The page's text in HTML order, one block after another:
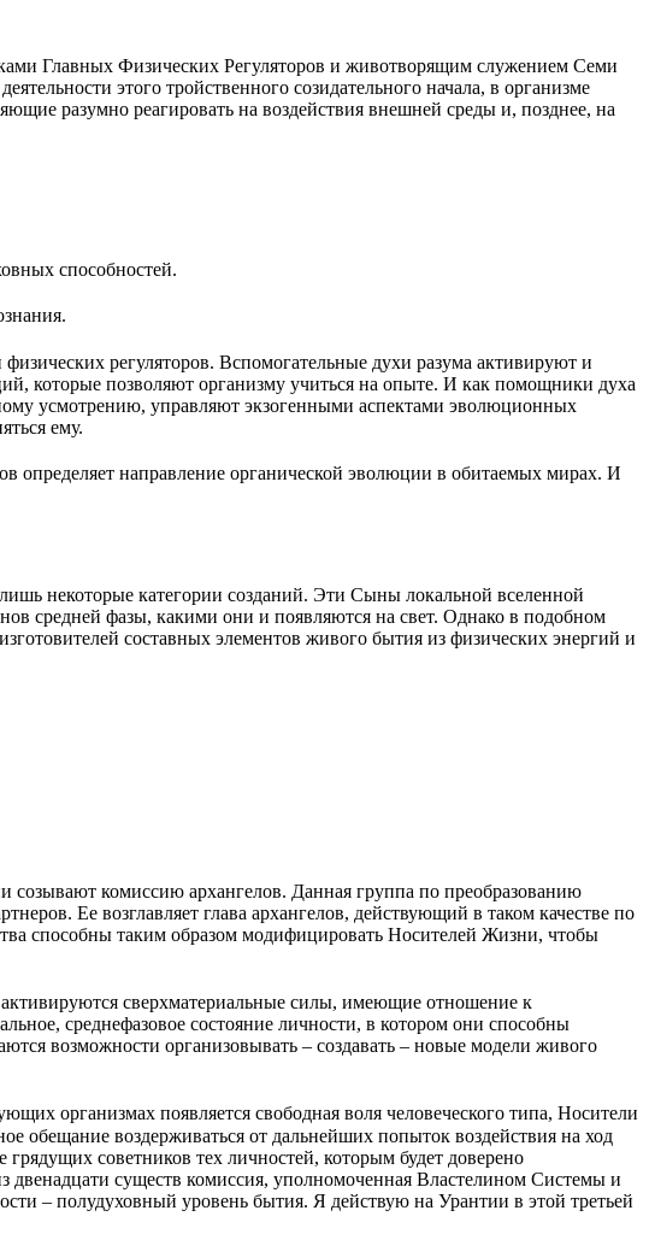
Главных Физических Регуляторов и животворящим служением Семи
этого тройственного созидательного начала, в организме
разумно реагировать на воздействия внешней среды и, позднее, на
способностей.
регуляторов. Вспомогательные духи разума активируют и
которые позволяют организму учиться на опыте. И как помощники духа
усмотрению, управляют экзогенными аспектами эволюционных
ему.
определяет направление органической эволюции в обитаемых мирах. И
некоторые категории созданий. Эти Сыны локальной вселенной
средней фазы, какими они и появляются на свет. Однако в подобном
составных элементов живого бытия из физических энергий и
комиссию архангелов. Данная группа по преобразованию
Ее возглавляет глава архангелов, действующий в таком качестве по
способны таким образом модифицировать Носителей Жизни, чтобы
сверхматериальные силы, имеющие отношение к
среднефазовое состояние личности, в котором они способны
возможности организовывать – создавать – новые модели живого
организмах появляется свободная воля человеческого типа, Носители
обещание воздерживаться от дальнейших попыток воздействия на ход
советников тех личностей, которым будет доверено
двенадцати существ комиссия, уполномоченная Властелином Системы и
– полудуховный уровень бытия. Я действую на Урантии в этой третьей